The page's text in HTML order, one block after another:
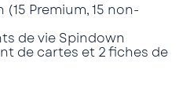
Premium, 15 non-
de vie Spindown
de cartes et 2 fiches de